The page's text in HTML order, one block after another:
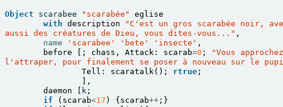
Object scarabee "scarabée"
eglise
with description
"C'est un gros scarabée noir,
aussi des créatures de Dieu, vous dites-vous..." ,
name
'scarabee' 'bete' 'insecte' ,
before
[; chass , Attack : scarab=0 ;
"Vous
l'attraper, pour finalement se poser à nouveau sur le
Tell : scaratalk (); rtrue ;
],
daemon
k ;
if
( scarab<17 ) { scarab++ ;}